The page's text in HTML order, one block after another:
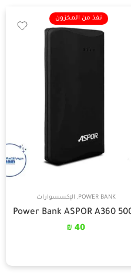
نفذ من المخزون
POWER BANK
, الإكسسوارات
Power Bank ASPOR A360
40
₪